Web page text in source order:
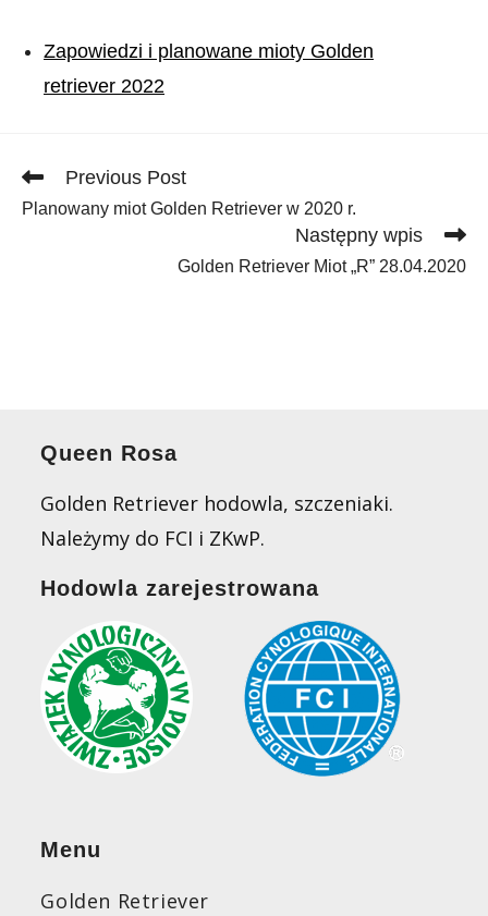
Zapowiedzi i planowane mioty Golden
retriever 2022
Read
articles
Previous Post
Planowany miot Golden Retriever w 2020 r.
Następny wpis
Golden Retriever Miot „R” 28.04.2020
Queen Rosa
Golden Retriever hodowla, szczeniaki.
Należymy do FCI i ZKwP.
Hodowla zarejestrowana
Menu
Golden Retriever